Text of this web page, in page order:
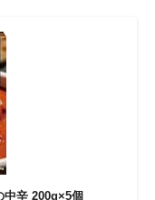
中辛 200g×5個